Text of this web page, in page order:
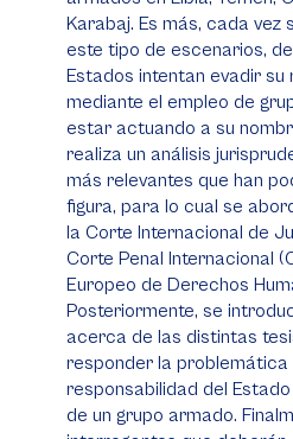
Karabaj. Es más, cada vez
este tipo de escenarios,
Estados intentan evadir su
mediante el empleo de
estar actuando a su
realiza un análisis
más relevantes que han
figura, para lo cual se
la Corte Internacional de
Corte Penal Internacional
Europeo de Derechos
Posteriormente, se
acerca de las distintas
responder la
responsabilidad del
de un grupo armado.